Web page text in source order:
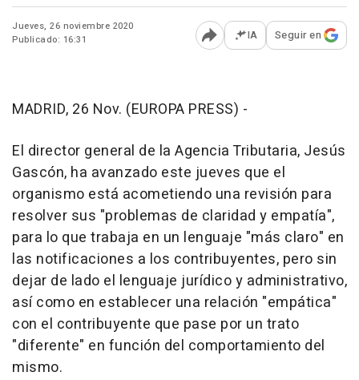
Jueves, 26 noviembre 2020
Publicado: 16:31
Abrir opciones para
IA Seguir en
MADRID, 26 Nov. (EUROPA PRESS) -
El director general de la Agencia Tributaria, Jesús
Gascón, ha avanzado este jueves que el
organismo está acometiendo una revisión para
resolver sus "problemas de claridad y empatía",
para lo que trabaja en un lenguaje "más claro" en
las notificaciones a los contribuyentes, pero sin
dejar de lado el lenguaje jurídico y administrativo,
así como en establecer una relación "empática"
con el contribuyente que pase por un trato
"diferente" en función del comportamiento del
mismo.